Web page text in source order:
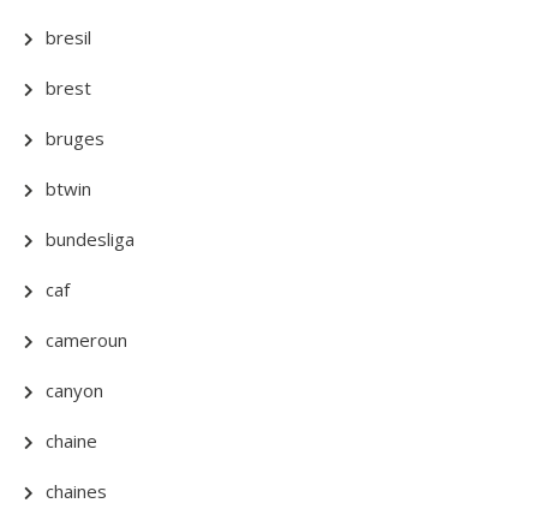
bresil
brest
bruges
btwin
bundesliga
caf
cameroun
canyon
chaine
chaines